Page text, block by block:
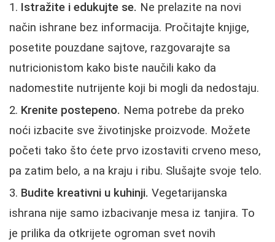
Istražite i edukujte se. Ne prelazite na novi
način ishrane bez informacija. Pročitajte knjige,
posetite pouzdane sajtove, razgovarajte sa
nutricionistom kako biste naučili kako da
nadomestite nutrijente koji bi mogli da nedostaju.
Krenite postepeno. Nema potrebe da preko
noći izbacite sve životinjske proizvode. Možete
početi tako što ćete prvo izostaviti crveno meso,
pa zatim belo, a na kraju i ribu. Slušajte svoje telo.
Budite kreativni u kuhinji. Vegetarijanska
ishrana nije samo izbacivanje mesa iz tanjira. To
je prilika da otkrijete ogroman svet novih